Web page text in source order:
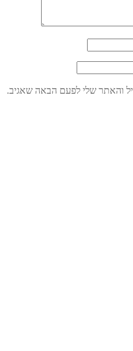
והאתר שלי לפעם הבאה שאגיב.